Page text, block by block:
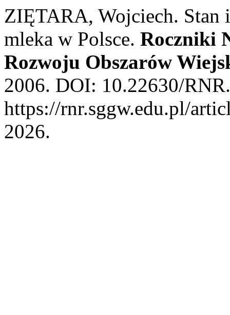
ZIĘTARA, Wojciech.
mleka w Polsce. Roczniki
Rozwoju Obszarów
2006. DOI: 10.22630/
https://rnr.sggw.edu.pl/
2026.